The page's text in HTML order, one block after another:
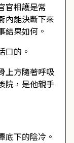
官相護是常
內能決斷下來
結果如何。
口的。
上方隨著呼吸
院，是他親手
底下的陰冷。